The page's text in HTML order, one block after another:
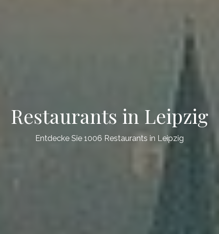
Restaurants in Leipzig
Entdecke Sie 1006 Restaurants in Leipzig